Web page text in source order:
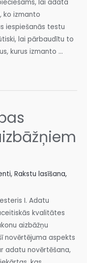
lai adata
ko izmanto
iespiešanās testu
lai pārbaudītu to
kurus izmanto …
, Rakstu lasīšana,
I. Adatu
kvalitātes
aizbāžņu
novērtējuma aspekts
adatu novērtēšana,